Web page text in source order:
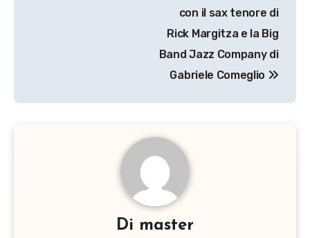
con il sax tenore di
Rick Margitza e la Big
Band Jazz Company di
Gabriele Comeglio
Di master